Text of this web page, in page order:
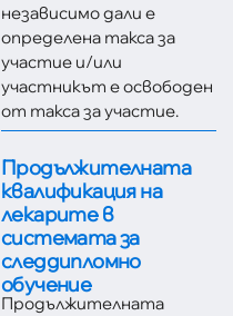
независимо дали е
определена такса за
участие и/или
участникът е освободен
от такса за участие.
Продължителната
квалификация на
лекарите в
системата за
следдипломно
обучение
Продължителната